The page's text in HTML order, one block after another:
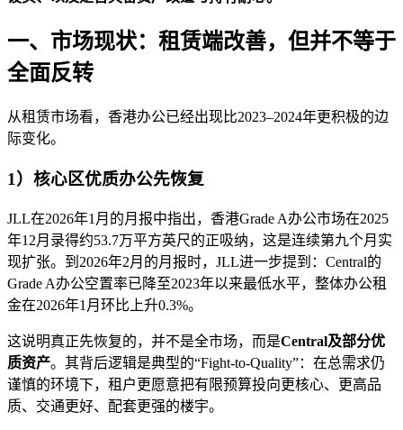
一、市场现状：租赁端改善，但并不等于
全面反转
从租赁市场看，香港办公已经出现比2023–2024年更积极的边
际变化。
1）核心区优质办公先恢复
JLL在2026年1月的月报中指出，香港Grade A办公市场在2025
年12月录得约53.7万平方英尺的正吸纳，这是连续第九个月实
现扩张。到2026年2月的月报时，JLL进一步提到：Central的
Grade A办公空置率已降至2023年以来最低水平，整体办公租
金在2026年1月环比上升0.3%。
这说明真正先恢复的，并不是全市场，而是Central及部分优
质资产。其背后逻辑是典型的“Fight-to-Quality”：在总需求仍
谨慎的环境下，租户更愿意把有限预算投向更核心、更高品
质、交通更好、配套更强的楼宇。